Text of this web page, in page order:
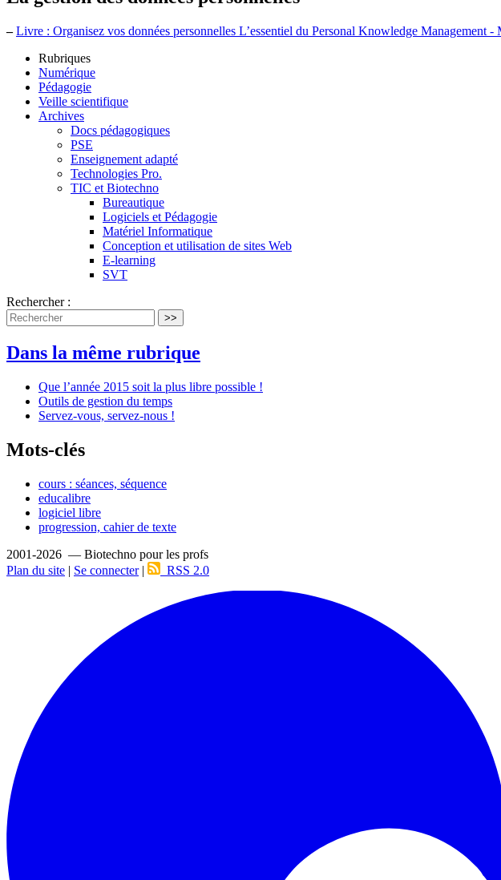
– Livre : Organisez vos données personnelles L’essentiel du Personal Knowledge Management
Rubriques
Numérique
Pédagogie
Veille scientifique
Archives
Docs pédagogiques
PSE
Enseignement adapté
Technologies Pro.
TIC et Biotechno
Bureautique
Logiciels et Pédagogie
Matériel Informatique
Conception et utilisation de sites Web
E-learning
SVT
Rechercher :
>>
Dans la même rubrique
Que l’année 2015 soit la plus libre possible !
Outils de gestion du temps
Servez-vous, servez-nous !
Mots-clés
cours : séances, séquence
educalibre
logiciel libre
progression, cahier de texte
2001-2026 — Biotechno pour les profs
Plan du site | Se connecter| RSS 2.0